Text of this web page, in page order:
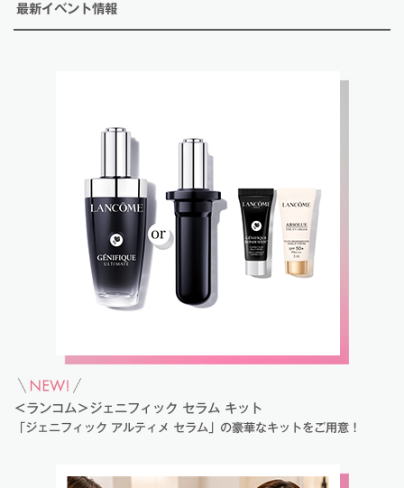
最新イベント情報
＜ランコム＞ジェニフィック セラム キット
「ジェニフィック アルティメ セラム」の豪華なキットをご用意！